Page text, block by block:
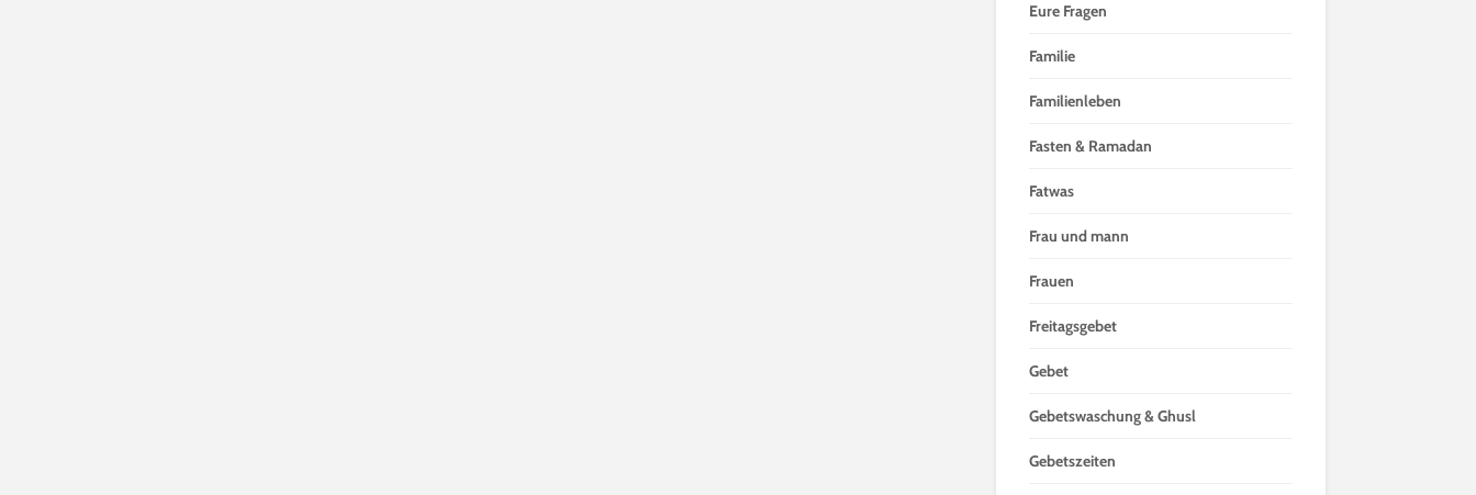
Eure Fragen
Familie
Familienleben
Fasten & Ramadan
Fatwas
Frau und mann
Frauen
Freitagsgebet
Gebet
Gebetswaschung & Ghusl
Gebetszeiten